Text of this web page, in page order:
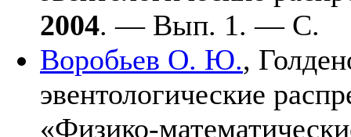
2004. — Вып. 1. — С.
Воробьев О. Ю.,
эвентологические
«Физико-